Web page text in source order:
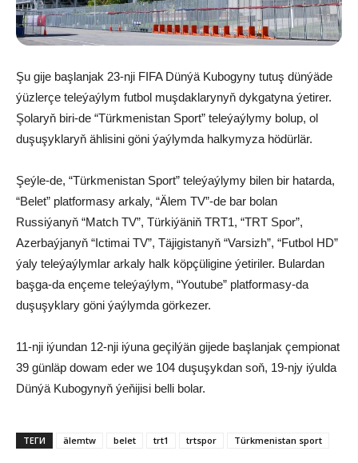
Şu gije başlanjak 23-nji FIFA Dünýä Kubogyny tutuş dünýäde
ýüzlerçe teleýaýlym futbol muşdaklarynyň dykgatyna ýetirer.
Şolaryň biri-de “Türkmenistan Sport” teleýaýlymy bolup, ol
duşuşyklaryň ählisini göni ýaýlymda halkymyza hödürlär.
Şeýle-de, “Türkmenistan Sport” teleýaýlymy bilen bir hatarda,
“Belet” platformasy arkaly, “Älem TV”-de bar bolan
Russiýanyň “Match TV”, Türkiýäniň TRT1, “TRT Spor”,
Azerbaýjanyň “Ictimai TV”, Täjigistanyň “Varsizh”, “Futbol HD”
ýaly teleýaýlymlar arkaly halk köpçüligine ýetiriler. Bulardan
başga-da ençeme teleýaýlym, “Youtube” platformasy-da
duşuşyklary göni ýaýlymda görkezer.
11-nji iýundan 12-nji iýuna geçilýän gijede başlanjak çempionat
39 günläp dowam eder we 104 duşuşykdan soň, 19-njy iýulda
Dünýä Kubogynyň ýeňijisi belli bolar.
ТЕГИ älemtw belet trt1 trtspor Türkmenistan sport